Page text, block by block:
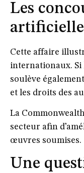
Les
artificielle
Cette affaire
internationaux. Si
soulève
et les droits des
La
secteur afin
œuvres soumises.
Une